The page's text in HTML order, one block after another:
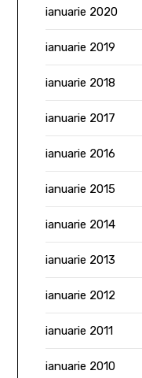
ianuarie 2020
ianuarie 2019
ianuarie 2018
ianuarie 2017
ianuarie 2016
ianuarie 2015
ianuarie 2014
ianuarie 2013
ianuarie 2012
ianuarie 2011
ianuarie 2010